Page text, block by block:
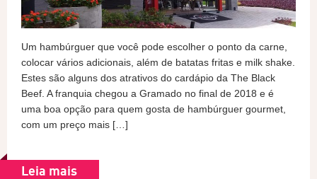
Um hambúrguer que você pode escolher o ponto da carne,
colocar vários adicionais, além de batatas fritas e milk shake.
Estes são alguns dos atrativos do cardápio da The Black
Beef. A franquia chegou a Gramado no final de 2018 e é
uma boa opção para quem gosta de hambúrguer gourmet,
com um preço mais […]
Leia mais